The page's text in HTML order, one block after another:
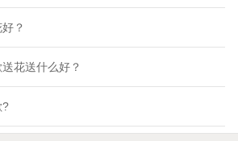
？
花送什么好？
?